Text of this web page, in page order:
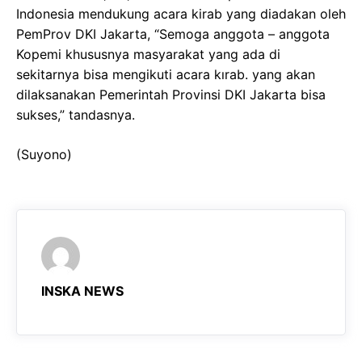
Indonesia mendukung acara kirab yang diadakan oleh
PemProv DKI Jakarta, “Semoga anggota – anggota
Kopemi khususnya masyarakat yang ada di
sekitarnya bisa mengikuti acara kırab. yang akan
dilaksanakan Pemerintah Provinsi DKI Jakarta bisa
sukses,” tandasnya.
(Suyono)
INSKA NEWS